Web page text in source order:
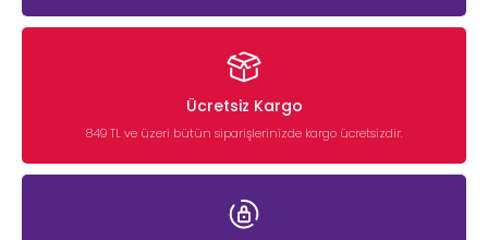
Ücretsiz Kargo
849 TL ve üzeri bütün siparişlerinizde kargo ücretsizdir.